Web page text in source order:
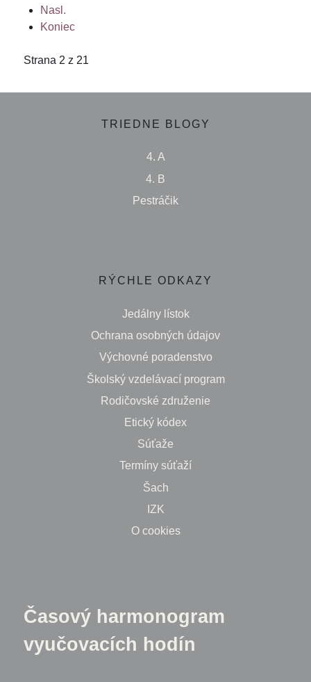
Nasl.
Koniec
Strana 2 z 21
TRIEDNE BLOGY
4. A
4. B
Pestráčik
RÝCHLE ODKAZY
Jedálny lístok
Ochrana osobných údajov
Výchovné poradenstvo
Školský vzdelávací program
Rodičovské združenie
Etický kódex
Súťaže
Termíny súťaží
Šach
IZK
O cookies
Časový harmonogram
vyučovacích hodín